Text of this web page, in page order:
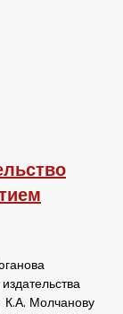
К.А. Молчанову